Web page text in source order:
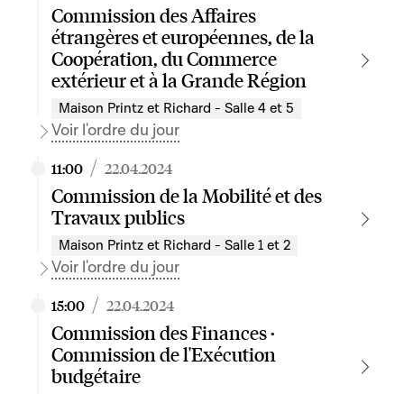
Commission des Affaires
étrangères et européennes, de la
Coopération, du Commerce
extérieur et à la Grande Région
Maison Printz et Richard - Salle 4 et 5
Voir l'ordre du jour
11:00 / 22.04.2024
Commission de la Mobilité et des
Travaux publics
Maison Printz et Richard - Salle 1 et 2
Voir l'ordre du jour
15:00 / 22.04.2024
Commission des Finances ·
Commission de l'Exécution
budgétaire